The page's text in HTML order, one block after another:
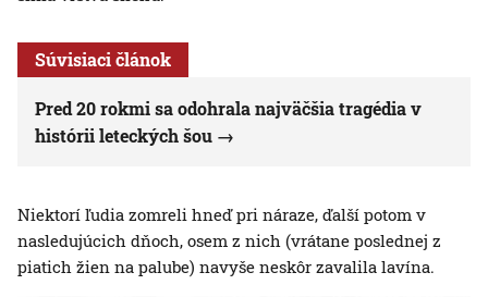
Súvisiaci článok
Pred 20 rokmi sa odohrala najväčšia tragédia v
histórii leteckých šou
Niektorí ľudia zomreli hneď pri náraze, ďalší potom v
nasledujúcich dňoch, osem z nich (vrátane poslednej z
piatich žien na palube) navyše neskôr zavalila lavína.